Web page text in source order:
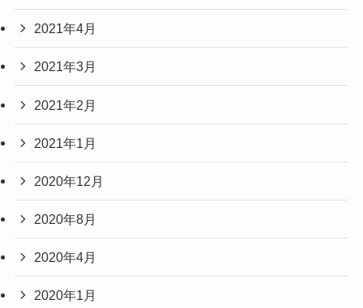
2021年4月
2021年3月
2021年2月
2021年1月
2020年12月
2020年8月
2020年4月
2020年1月